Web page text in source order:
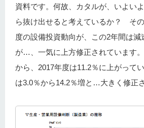
資料です。何故、カタルが、いよい
ら抜け出せると考えているか？ そ
度の設備投資動向が、この2年間は減
が…、一気に上方修正されています
から、2017年度は11.2％に上がって
は3.0％から14.2％増と…大きく修正